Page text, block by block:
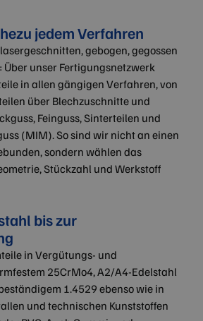
jedem Verfahren
gebogen, gegossen
Über unser Fertigungsnetzwerk
in allen gängigen Verfahren, von
über Blechzuschnitte und
Feinguss, Sinterteilen und
(MIM). So sind wir nicht an einen
sondern wählen das
Stückzahl und Werkstoff
bis zur
in Vergütungs- und
25CrMo4, A2/A4-Edelstahl
1.4529 ebenso wie in
und technischen Kunststoffen